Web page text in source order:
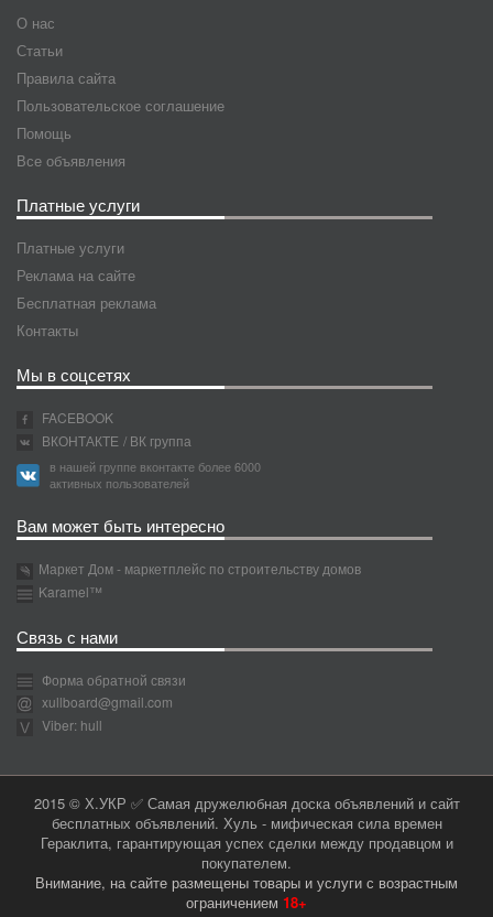
О нас
Статьи
Правила сайта
Пользовательское соглашение
Помощь
Все объявления
Платные услуги
Платные услуги
Реклама на сайте
Бесплатная реклама
Контакты
Мы в соцсетях
FACEBOOK
ВКОНТАКТЕ / ВК группа
в нашей группе вконтакте более 6000
активных пользователей
Вам может быть интересно
Маркет Дом - маркетплейс по строительству домов
Karamel™
Связь с нами
Форма обратной связи
xullboard@gmail.com
Viber: hull
2015 © Х.УКР ✅ Самая дружелюбная доска объявлений и сайт
бесплатных объявлений. Хуль - мифическая сила времен
Гераклита, гарантирующая успех сделки между продавцом и
покупателем.
Внимание, на сайте размещены товары и услуги с возрастным
ограничением 18+